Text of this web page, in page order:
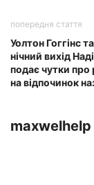
попередня стаття
Уолтон Гоггінс
нічний вихід
подає чутки про
на відпочинок
maxwelhelp